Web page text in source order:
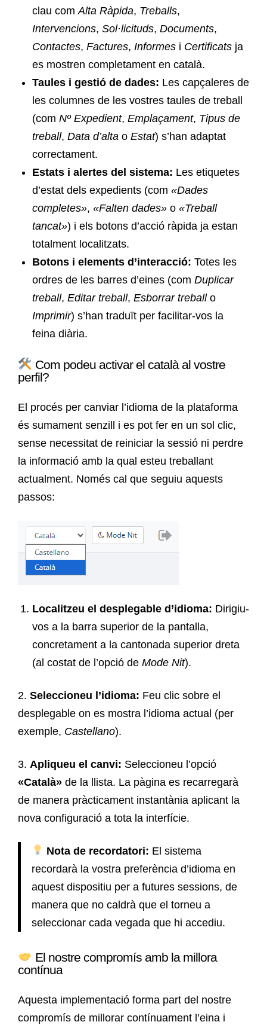
clau com Alta Ràpida, Treballs,
Intervencions, Sol·licituds, Documents,
Contactes, Factures, Informes i Certificats ja
es mostren completament en català.
Taules i gestió de dades: Les capçaleres de
les columnes de les vostres taules de treball
(com Nº Expedient, Emplaçament, Tipus de
treball, Data d’alta o Estat) s’han adaptat
correctament.
Estats i alertes del sistema: Les etiquetes
d’estat dels expedients (com «Dades
completes», «Falten dades» o «Treball
tancat») i els botons d’acció ràpida ja estan
totalment localitzats.
Botons i elements d’interacció: Totes les
ordres de les barres d’eines (com Duplicar
treball, Editar treball, Esborrar treballo
Imprimir) s’han traduït per facilitar-vos la
feina diària.
Com podeu activar el català al vostre
perfil?
El procés per canviar l’idioma de la plataforma
és sumament senzill i es pot fer en un sol clic,
sense necessitat de reiniciar la sessió ni perdre
la informació amb la qual esteu treballant
actualment. Només cal que seguiu aquests
passos:
Localitzeu el desplegable d’idioma: Dirigiu-
vos a la barra superior de la pantalla,
concretament a la cantonada superior dreta
(al costat de l’opció de Mode Nit).
2. Seleccioneu l’idioma: Feu clic sobre el
desplegable on es mostra l’idioma actual (per
exemple, Castellano).
3. Apliqueu el canvi: Seleccioneu l’opció
«Català» de la llista. La pàgina es recarregarà
de manera pràcticament instantània aplicant la
nova configuració a tota la interfície.
Nota de recordatori: El sistema
recordarà la vostra preferència d’idioma en
aquest dispositiu per a futures sessions, de
manera que no caldrà que el torneu a
seleccionar cada vegada que hi accediu.
El nostre compromís amb la millora
contínua
Aquesta implementació forma part del nostre
compromís de millorar contínuament l’eina i